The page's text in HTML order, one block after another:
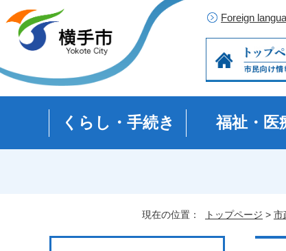
Foreign
くらし・手続き 福祉・医
現在の位置： トップページ > 市